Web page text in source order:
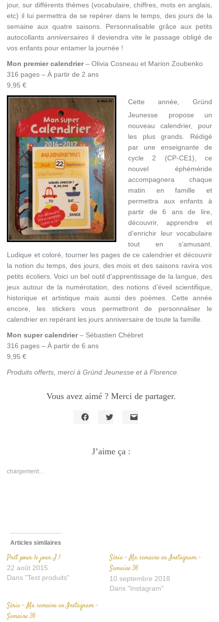
jour, sur différents thèmes (vocabulaire, chiffres, mots en anglais,
etc) il lui permettra de se repérer dans le temps, des jours de la
semaine aux quatre saisons. Personnalisable grâce aux petits
autocollantsanniversaires il deviendra vite le passage obligé de
vos enfants pour entamer la journée !
Mon premier calendrier– Olivia Cosneau et Marion Zoubenko
316 pages – À partir de 2 ans
9,95 €
Cette année, Gründ
Jeunesse propose un
nouveau calendrier, pour
les plus grands. Rédigé
par une enseignante de
cycle 2 (CP-CE1), ce
nouvel éphéméride
accompagnera chaque
matin en famille et
permettra aux enfants à
partir de 6 ans de lire,
découvrir, apprendre et
d’enrichir leur vocabulaire
tout en s’amusant.
Ludique et coloré, tourner les pages de ce calendrier et découvrir
la notion du temps, des jours, des mois et des saisons ravira vos
petits écoliers. Voici un bel outil d’apprentissage de la langue, des
jeux autour de la numérotation, des notions d’éveil scientifique,
historique et artistique mais aussi des poèmes. Cette année
encore, les stickers vous permettront de personnaliser le
calendrier en repérant les jours anniversaire de toute la famille.
Mon super calendrier– Sébastien Chébret
316 pages – À partir de 6 ans
9,95 €
Produits offerts, merci à Gründ Jeunesse et à Florence.
Vous avez aimé ? Merci de partager.
Facebook(ouvre
dans
Twitter(ouvre
dans
J’aime ça :
chargement…
Articles similaires
Prêt pour le jour J !
22 août 2015
Dans "Test produits"
Série – Ma semaine en Instagram –
Semaine 36
10 septembre 2018
Dans "Instagram"
Série – Ma semaine en Instagram –
Semaine 36